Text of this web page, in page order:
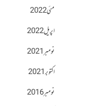
مئی 2022
اپریل 2022
نومبر 2021
اکتوبر 2021
نومبر 2016